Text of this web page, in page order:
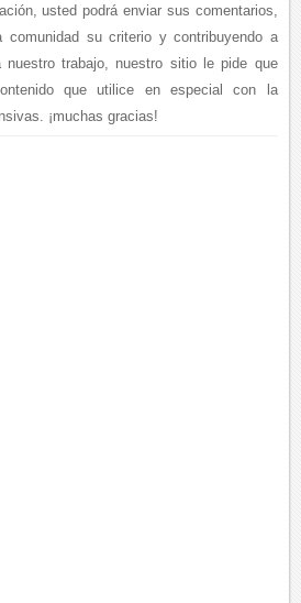
usted podrá enviar sus comentarios,
comunidad su criterio y contribuyendo a
trabajo, nuestro sitio le pide que
que utilice en especial con la
¡muchas gracias!